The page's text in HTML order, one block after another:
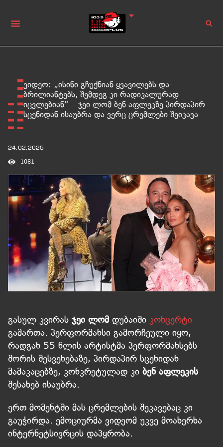
ვიდეო: „ისინი გჩუქნიან ყვავილებს და
ბრილიანტებს, შემდეგ კი რადიკალურად
იცვლებიან“ – ჯეი ლომ ბენ აფლეკზე პირდაპირ
სცენიდან ისაუბრა და ვერც ცრემლები შეიკავა
24.02.2025
1081
გასულ კვირას ჯეი ლომ დუბაიში კონცერტი
გამართა. პერფორმანსი გამორჩეული იყო,
რადგან 55 წლის არტისტმა პერფორმანსებს
შორის შესვენებაზე, პირდაპირ სცენიდან
მამაკაცებზე, კონკრეტულად კი ბენ აფლეკის
შესახებ ისაუბრა.
ერთ მომენტში მას ცრემლების შეკავებაც კი
გაუჭირდა. ემოციურმა ვიდეომ უკვე მოახერხა
ინტერნეტსივრცის დაპყრობა.